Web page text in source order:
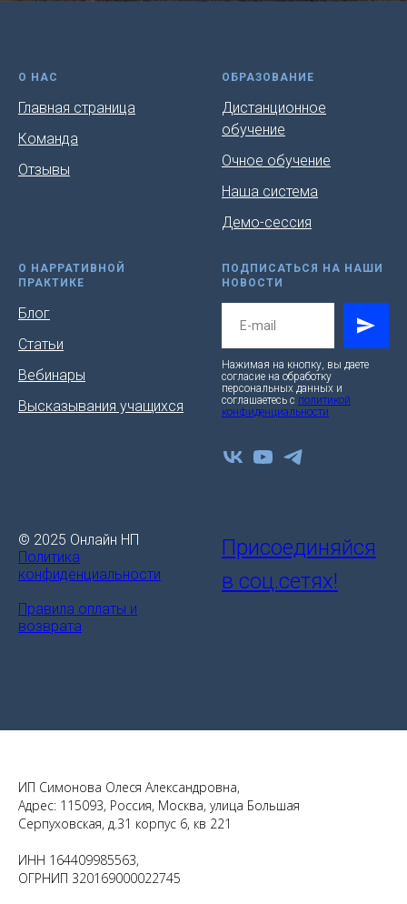
О НАС
Главная страница
Команда
Отзывы
ОБРАЗОВАНИЕ
Дистанционное
обучение
Очное обучение
Наша система
Демо-сессия
О НАРРАТИВНОЙ
ПРАКТИКЕ
Блог
Статьи
Вебинары
Высказывания учащихся
ПОДПИСАТЬСЯ НА НАШИ
НОВОСТИ
Нажимая на кнопку, вы даете
согласие на обработку
персональных данных и
соглашаетесь c политикой
конфиденциальности
© 2025 Онлайн НП
Политика
конфиденциальности
Правила оплаты и
возврата
Присоединяйся
в соц.сетях!
ИП Симонова Олеся Александровна,
Адрес: 115093, Россия, Москва, улица Большая
Серпуховская, д.31 корпус 6, кв 221
ИНН 164409985563,
ОГРНИП 320169000022745